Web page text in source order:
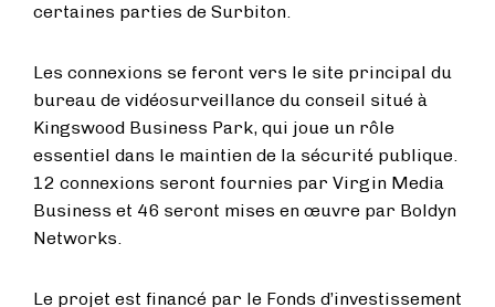
certaines parties de Surbiton.
Les connexions se feront vers le site principal du
bureau de vidéosurveillance du conseil situé à
Kingswood Business Park, qui joue un rôle
essentiel dans le maintien de la sécurité publique.
12 connexions seront fournies par Virgin Media
Business et 46 seront mises en œuvre par Boldyn
Networks.
Le projet est financé par le Fonds d’investissement